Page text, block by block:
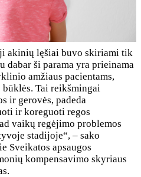
akinių lęšiai buvo skiriami tik
dabar ši parama yra prieinama
amžiaus pacientams,
Tai reikšmingai
ir gerovės, padeda
ir koreguoti regos
vaikų regėjimo problemos
stadijoje“, – sako
Sveikatos apsaugos
kompensavimo skyriaus